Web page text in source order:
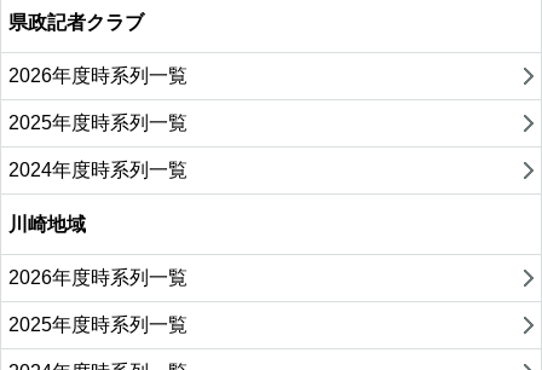
県政記者クラブ
2026年度時系列一覧
2025年度時系列一覧
2024年度時系列一覧
川崎地域
2026年度時系列一覧
2025年度時系列一覧